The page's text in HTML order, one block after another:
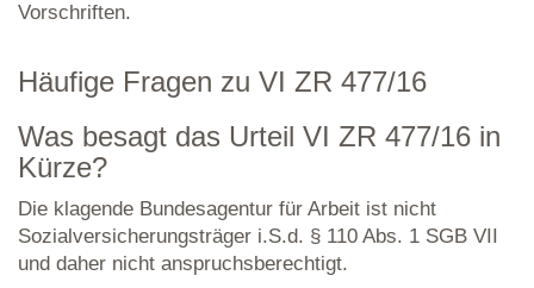
Vorschriften.
Häufige Fragen zu VI ZR 477/16
Was besagt das Urteil VI ZR 477/16 in
Kürze?
Die klagende Bundesagentur für Arbeit ist nicht
Sozialversicherungsträger i.S.d. § 110 Abs. 1 SGB VII
und daher nicht anspruchsberechtigt.